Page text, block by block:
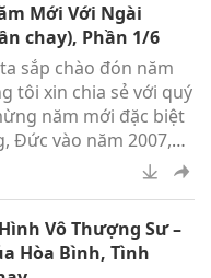
24.Mới Với Ngài
chay), Phần 1/6
sắp chào đón năm
tôi xin chia sẻ với quý
năm mới đặc biệt
Đức vào năm 2007,
hội viên chúng tôi
Hải Vô Thượng Sư
kính yêu.
Vô Thượng Sư –
Hòa Bình, Tình